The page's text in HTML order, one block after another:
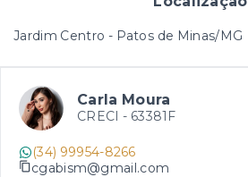
Jardim Centro - Patos de Minas/MG
Carla Moura
CRECI - 63381F
(34) 99954-8266
cgabism@gmail.com